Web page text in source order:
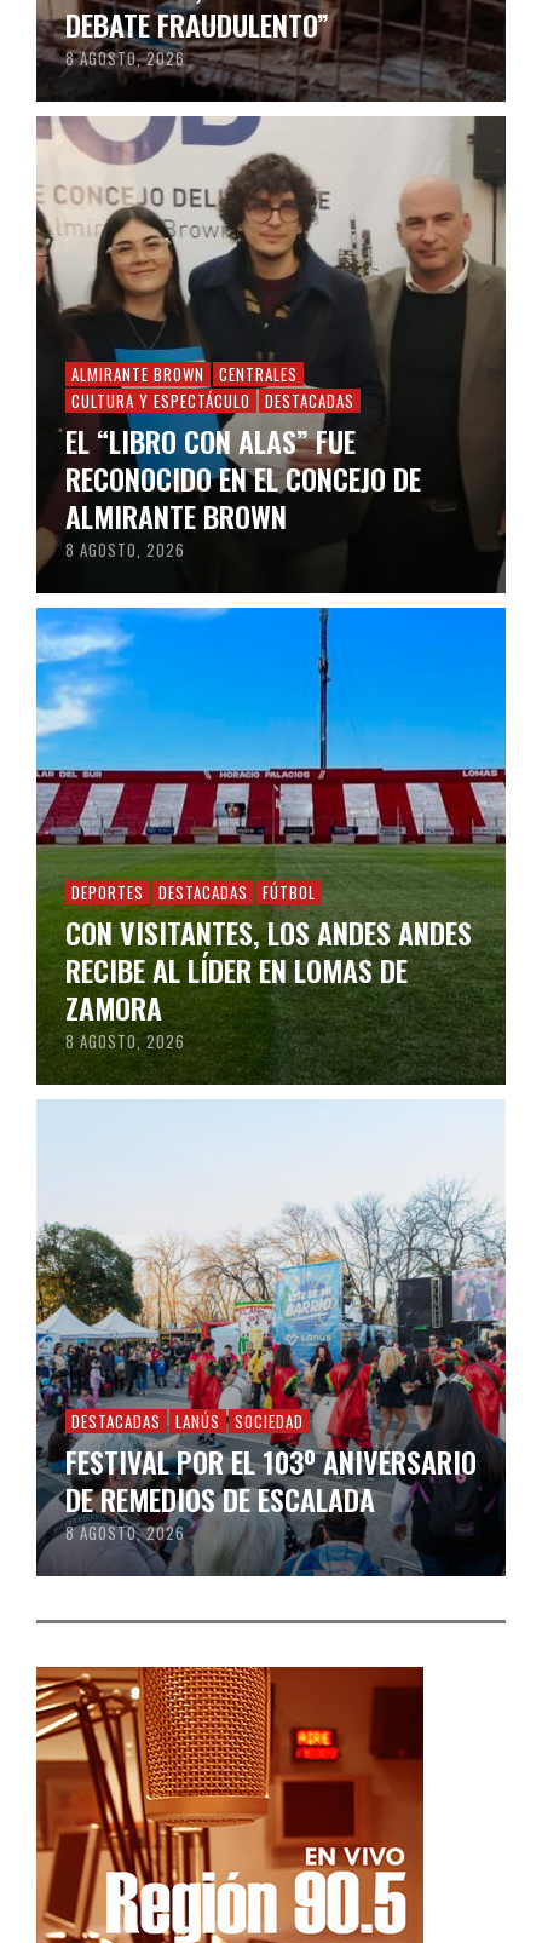
DEBATE FRAUDULENTO”
8 AGOSTO, 2026
ALMIRANTE BROWN
CENTRALES
CULTURA Y ESPECTÁCULO
DESTACADAS
EL “LIBRO CON ALAS” FUE
RECONOCIDO EN EL CONCEJO DE
ALMIRANTE BROWN
8 AGOSTO, 2026
DEPORTES DESTACADAS FÚTBOL
CON VISITANTES, LOS ANDES ANDES
RECIBE AL LÍDER EN LOMAS DE
ZAMORA
8 AGOSTO, 2026
DESTACADAS LANÚS SOCIEDAD
FESTIVAL POR EL 103º ANIVERSARIO
DE REMEDIOS DE ESCALADA
8 AGOSTO, 2026